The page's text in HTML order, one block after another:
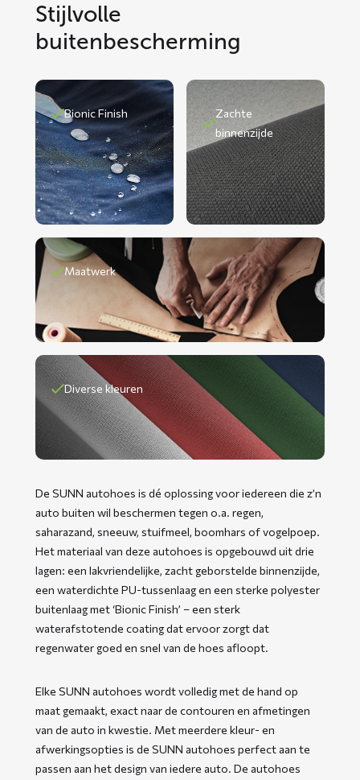
Stijlvolle
buitenbescherming
Bionic Finish
Zachte
binnenzijde
Maatwerk
Diverse kleuren
De SUNN autohoes is dé oplossing voor iedereen die z’n
auto buiten wil beschermen tegen o.a. regen,
saharazand, sneeuw, stuifmeel, boomhars of vogelpoep.
Het materiaal van deze autohoes is opgebouwd uit drie
lagen: een lakvriendelijke, zacht geborstelde binnenzijde,
een waterdichte PU-tussenlaag en een sterke polyester
buitenlaag met ‘Bionic Finish’ – een sterk
waterafstotende coating dat ervoor zorgt dat
regenwater goed en snel van de hoes afloopt.
Elke SUNN autohoes wordt volledig met de hand op
maat gemaakt, exact naar de contouren en afmetingen
van de auto in kwestie. Met meerdere kleur- en
afwerkingsopties is de SUNN autohoes perfect aan te
passen aan het design van iedere auto. De autohoes